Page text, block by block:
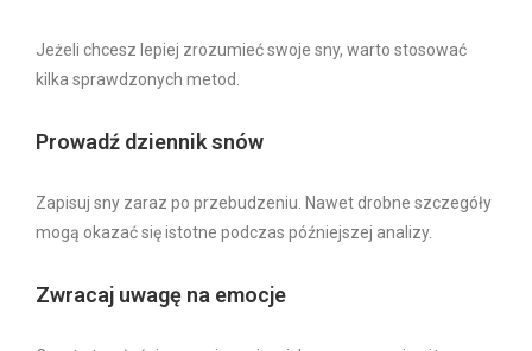
Jeżeli chcesz lepiej zrozumieć swoje sny, warto stosować
kilka sprawdzonych metod.
Prowadź dziennik snów
Zapisuj sny zaraz po przebudzeniu. Nawet drobne szczegóły
mogą okazać się istotne podczas późniejszej analizy.
Zwracaj uwagę na emocje